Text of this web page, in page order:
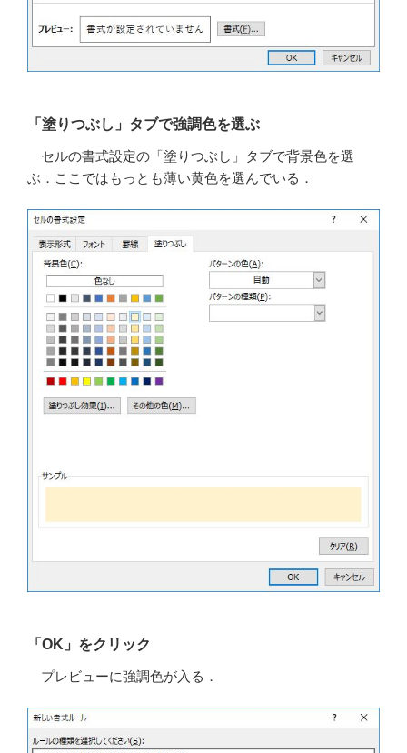
「塗りつぶし」タブで強調色を選ぶ
セルの書式設定の「塗りつぶし」タブで背景色を選
ぶ．ここではもっとも薄い黄色を選んでいる．
「OK」をクリック
プレビューに強調色が入る．